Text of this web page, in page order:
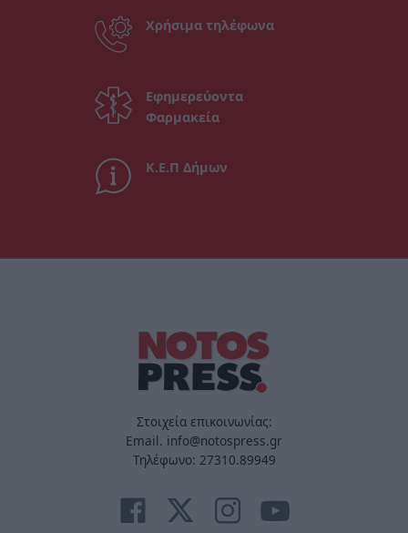
Χρήσιμα τηλέφωνα
Εφημερεύοντα
Φαρμακεία
Κ.Ε.Π Δήμων
Στοιχεία επικοινωνίας:
Email. info@notospress.gr
Τηλέφωνο: 27310.89949